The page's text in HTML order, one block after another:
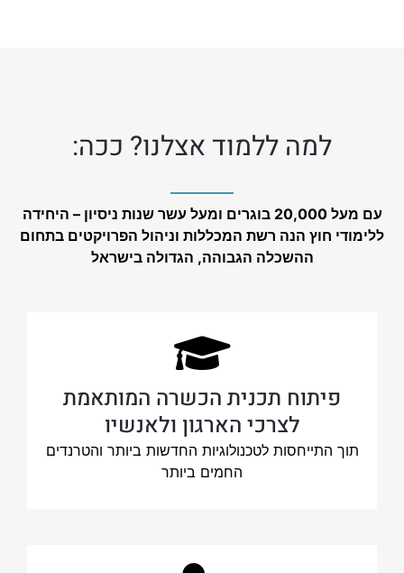
למה ללמוד אצלנו? ככה:
עם מעל 20,000 בוגרים ומעל עשר שנות ניסיון – היחידה
ללימודי חוץ הנה רשת המכללות וניהול הפרויקטים בתחום
ההשכלה הגבוהה, הגדולה בישראל
פיתוח תכנית הכשרה המותאמת
לצרכי הארגון ולאנשיו
תוך התייחסות לטכנולוגיות החדשות ביותר והטרנדים
החמים ביותר